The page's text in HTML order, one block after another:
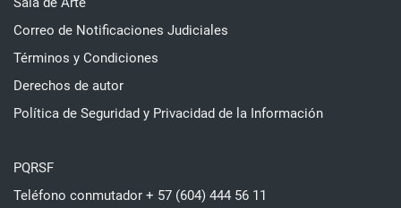
Correo de Notificaciones Judiciales
Términos y Condiciones
Derechos de autor
Política de Seguridad y Privacidad de la Información
PQRSF
Teléfono conmutador + 57 (604) 444 56 11